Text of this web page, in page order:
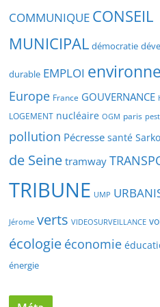
COMMUNIQUE CONSEIL
MUNICIPAL démocratie
durable EMPLOI
Europe France GOUVERNANCE
LOGEMENT nucléaire OGM paris
pollution Pécresse santé
de Seine tramway
TRIBUNE UMP
Jérome verts VIDEOSURVEILLANCE
écologie économie
énergie